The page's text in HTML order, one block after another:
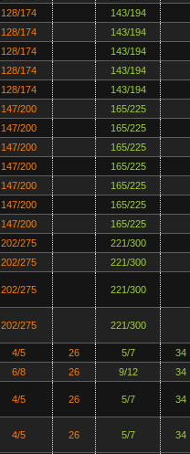
128/174
143/194
128/174
143/194
128/174
143/194
128/174
143/194
128/174
143/194
147/200
165/225
147/200
165/225
147/200
165/225
147/200
165/225
147/200
165/225
147/200
165/225
147/200
165/225
202/275
221/300
202/275 221/300
202/275 221/300
202/275 221/300
4/5 26 5/7
34
6/8 26 9/12 34
4/5 26 5/7 34
4/5 26 5/7 34